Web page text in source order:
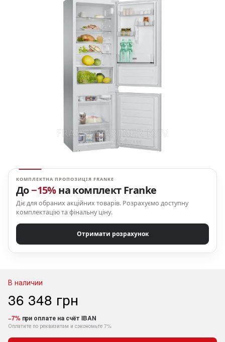
КОМПЛЕКТНА ПРОПОЗИЦІЯ FRANKE
До−15%на комплект Franke
Діє для обраних акційних товарів. Розрахуємо доступну
комплектацію та фінальну ціну.
Отримати розрахунок
В наличии
36 348 грн
−7%при оплате на счёт IBAN
Оплатите по реквизитам и сэкономьте 7%